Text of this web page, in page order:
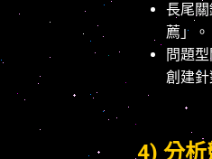
長尾
薦」。
問題
創建針
4) 分析